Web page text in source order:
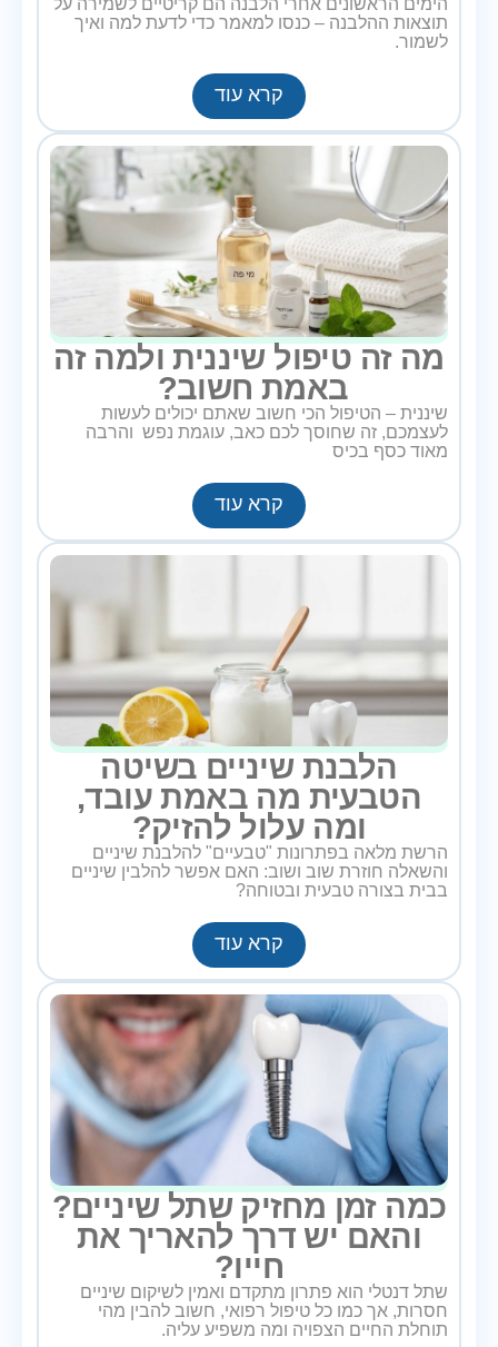
הימים הראשונים אחרי הלבנה הם קריטיים לשמירה על
תוצאות ההלבנה – כנסו למאמר כדי לדעת למה ואיך
לשמור.
קרא עוד
מה זה טיפול שיננית ולמה זה
באמת חשוב?
שיננית – הטיפול הכי חשוב שאתם יכולים לעשות
לעצמכם, זה שחוסך לכם כאב, עוגמת נפש והרבה
מאוד כסף בכיס
קרא עוד
הלבנת שיניים בשיטה
הטבעית מה באמת עובד,
ומה עלול להזיק?
הרשת מלאה בפתרונות "טבעיים" להלבנת שיניים
והשאלה חוזרת שוב ושוב: האם אפשר להלבין שיניים
בבית בצורה טבעית ובטוחה?
קרא עוד
כמה זמן מחזיק שתל שיניים?
והאם יש דרך להאריך את
חייו?
שתל דנטלי הוא פתרון מתקדם ואמין לשיקום שיניים
חסרות, אך כמו כל טיפול רפואי, חשוב להבין מהי
תוחלת החיים הצפויה ומה משפיע עליה.